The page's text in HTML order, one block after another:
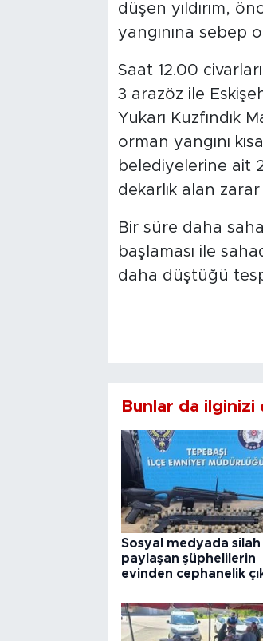
düşen yıldırım,
yangınına sebep
Saat 12.00
3 arazöz ile
Yukarı Kuzfındık
orman yangını
belediyelerine ait
dekarlık alan
Bir süre daha
başlaması ile
daha düştüğü
Bunlar da ilginizi
Sosyal medyada silah
paylaşan şüphelilerin
evinden cephanelik